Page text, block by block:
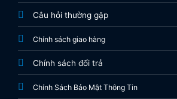
Câu hỏi thường gặp
Chính sách giao hàng
Chính sách đổi trả
Chính Sách Bảo Mật Thông Tin